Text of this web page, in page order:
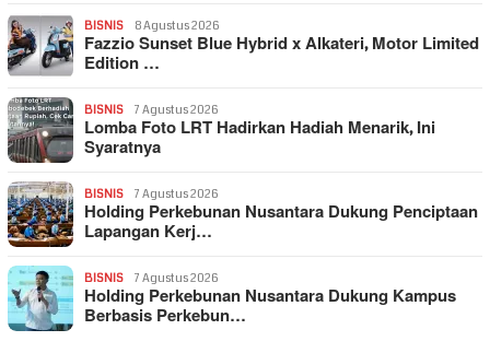
BISNIS 8 Agustus 2026
Fazzio Sunset Blue Hybrid x Alkateri, Motor Limited
Edition …
BISNIS 7 Agustus 2026
Lomba Foto LRT Hadirkan Hadiah Menarik, Ini
Syaratnya
BISNIS 7 Agustus 2026
Holding Perkebunan Nusantara Dukung Penciptaan
Lapangan Kerj…
BISNIS 7 Agustus 2026
Holding Perkebunan Nusantara Dukung Kampus
Berbasis Perkebun…